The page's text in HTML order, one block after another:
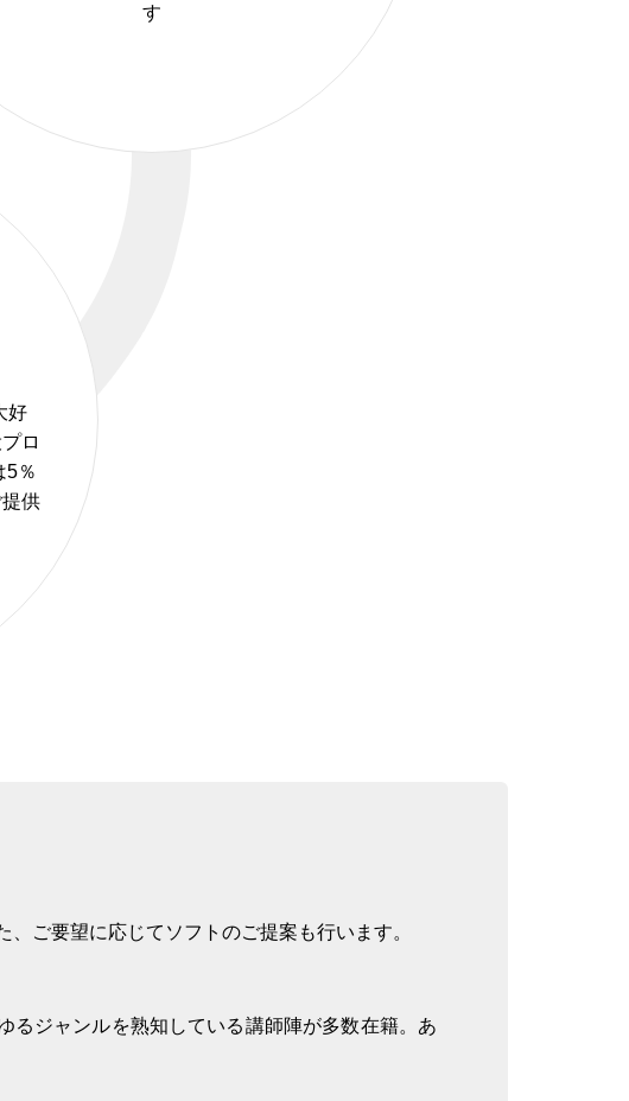
す
好
ロ
5％
供
ご要望に応じてソフトのご提案も行います。
るジャンルを熟知している講師陣が多数在籍。あ